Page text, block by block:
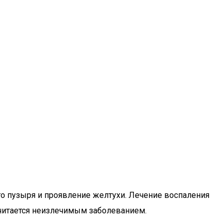
и проявление желтухи. Лечение
неизлечимым заболеванием.